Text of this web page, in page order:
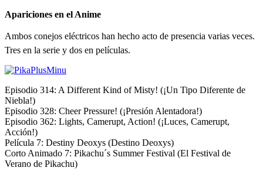
Apariciones en el Anime
Ambos conejos eléctricos han hecho acto de presencia varias veces.
Tres en la serie y dos en películas.
Episodio 314: A Different Kind of Misty! (¡Un Tipo Diferente de
Niebla!)
Episodio 328: Cheer Pressure! (¡Presión Alentadora!)
Episodio 362: Lights, Camerupt, Action! (¡Luces, Camerupt,
Acción!)
Película 7: Destiny Deoxys (Destino Deoxys)
Corto Animado 7: Pikachu´s Summer Festival (El Festival de
Verano de Pikachu)